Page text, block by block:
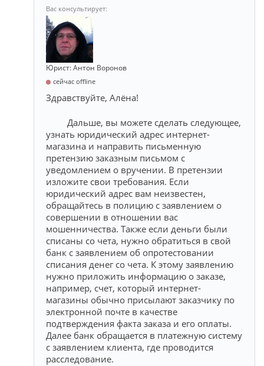
Юрист: Антон Воронов
сейчас offline
Здравствуйте, Алёна!
Дальше, вы можете сделать следующее,
узнать юридический адрес интернет-
магазина и направить письменную
претензию заказным письмом с
уведомлением о вручении. В претензии
изложите свои требования. Если
юридический адрес вам неизвестен,
обращайтесь в полицию с заявлением о
совершении в отношении вас
мошенничества. Также если деньги были
списаны со чета, нужно обратиться в свой
банк с заявлением об опротестовании
списания денег со чета. К этому заявлению
нужно приложить информацию о заказе,
например, счет, который интернет-
магазины обычно присылают заказчику по
электронной почте в качестве
подтверждения факта заказа и его оплаты.
Далее банк обращается в платежную систему
с заявлением клиента, где проводится
расследование.